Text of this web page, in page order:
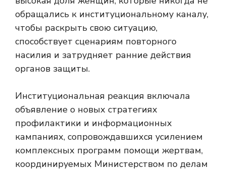
обращались к институциональному каналу,
чтобы раскрыть свою ситуацию,
способствует сценариям повторного
насилия и затрудняет ранние действия
органов защиты.
Институциональная реакция включала
объявление о новых стратегиях
профилактики и информационных
кампаниях, сопровождавшихся усилением
комплексных программ помощи жертвам,
координируемых Министерством по делам